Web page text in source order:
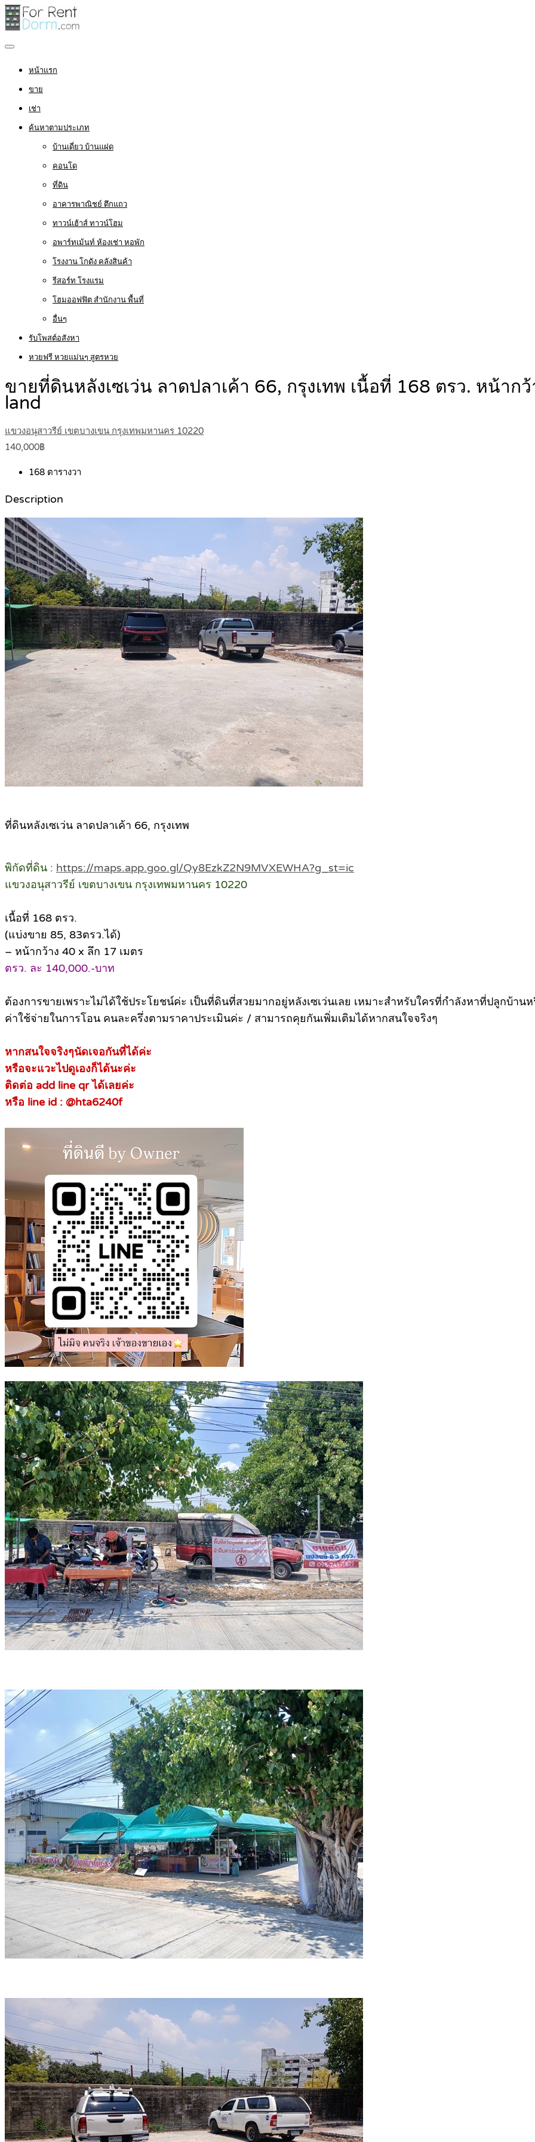
หน้าแรก
ขาย
เช่า
ค้นหาตามประเภท
บ้านเดี่ยว บ้านแฝด
คอนโด
ที่ดิน
อาคารพาณิชย์ ตึกแถว
ทาวน์เฮ้าส์ ทาวน์โฮม
อพาร์ทเม้นท์ ห้องเช่า หอพัก
โรงงาน โกดัง คลังสินค้า
รีสอร์ท โรงแรม
โฮมออฟฟิต สำนักงาน พื้นที่
อื่นๆ
รับโพสต์อสังหา
หวยฟรี หวยแม่นๆ สูตรหวย
ขายที่ดินหลังเซเว่น ลาดปลาเค้า 66, กรุงเทพ เนื้อที่ 168 ตรว. หน้าก
land
แขวงอนุสาวรีย์ เขตบางเขน กรุงเทพมหานคร 10220
140,000฿
168 ตารางวา
Description
ที่ดินหลังเซเว่น ลาดปลาเค้า 66, กรุงเทพ
พิกัดที่ดิน : https://maps.app.goo.gl/Qy8EzkZ2N9MVXEWHA?g_st=ic
แขวงอนุสาวรีย์ เขตบางเขน กรุงเทพมหานคร 10220
เนื้อที่ 168 ตรว.
(แบ่งขาย 85, 83ตรว.ได้)
– หน้ากว้าง 40 x ลึก 17 เมตร
ตรว. ละ 140,000.-บาท
ต้องการขายเพราะไม่ได้ใช้ประโยชน์ค่ะ เป็นที่ดินที่สวยมากอยู่หลังเซเว่นเลย เหมาะสำหรับใครที่กำลังหาที่ปลูกบ้าน
ค่าใช้จ่ายในการโอน คนละครึ่งตามราคาประเมินค่ะ / สามารถคุยกันเพิ่มเติมได้หากสนใจจริงๆ
หากสนใจจริงๆนัดเจอกันที่ได้ค่ะ
หรือจะแวะไปดูเองก็ได้นะค่ะ
ติดต่อ add line qr ได้เลยค่ะ
หรือ line id : @hta6240f